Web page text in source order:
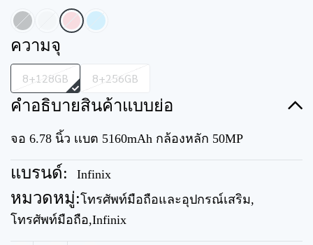
ความจุ
8+128GB 8+256GB
คำอธิบายสินค้าแบบย่อ
จอ 6.78 นิ้ว เเบต 5160mAh กล้องหลัก 50MP
แบรนด์: Infinix
หมวดหมู่:โทรศัพท์มือถือและอุปกรณ์เสริม,
โทรศัพท์มือถือ,Infinix